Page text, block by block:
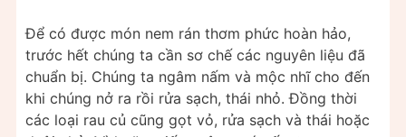
Để có được món nem rán thơm phức hoàn hảo,
trước hết chúng ta cần sơ chế các nguyên liệu đã
chuẩn bị. Chúng ta ngâm nấm và mộc nhĩ cho đến
khi chúng nở ra rồi rửa sạch, thái nhỏ. Đồng thời
các loại rau củ cũng gọt vỏ, rửa sạch và thái hoặc